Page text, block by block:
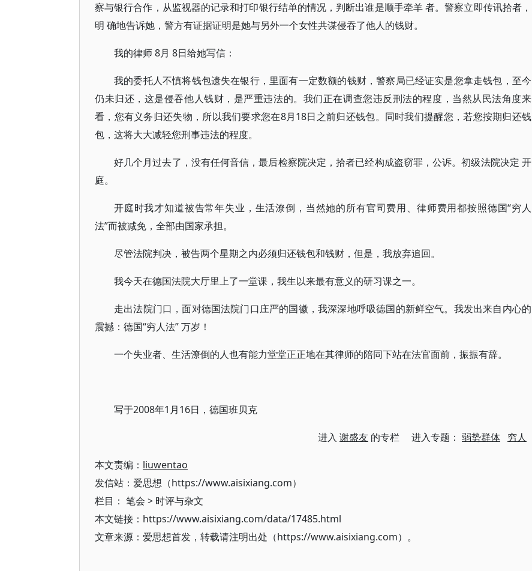
察与银行合作，从监视器的记录和打印银行结单的情况，判断出谁是顺手牵羊 者。警察立即传讯拾者，
明 确地告诉她，警方有证据证明是她与另外一个女性共谋侵吞了他人的钱财。
我的律师 8月 8日给她写信：
我的委托人不慎将钱包遗失在银行，里面有一定数额的钱财，警察局已经证实是您拿走钱包，至今
仍未归还，这是侵吞他人钱财，是严重违法的。我们正在调查您违反刑法的程度，当然从民法角度来
看，您有义务归还失物，所以我们要求您在8月18日之前归还钱包。同时我们提醒您，若您按期归还钱
包，这将大大减轻您刑事违法的程度。
好几个月过去了，没有任何音信，最后检察院决定，拾者已经构成盗窃罪，公诉。初级法院决定 开
庭。
开庭时我才知道被告常年失业，生活潦倒，当然她的所有官司费用、律师费用都按照德国“穷人
法”而被减免，全部由国家承担。
尽管法院判决，被告两个星期之内必须归还钱包和钱财，但是，我放弃追回。
我今天在德国法院大厅里上了一堂课，我生以来最有意义的研习课之一。
走出法院门口，面对德国法院门口庄严的国徽，我深深地呼吸德国的新鲜空气。我发出来自内心的
震撼：德国“穷人法” 万岁！
一个失业者、生活潦倒的人也有能力堂堂正正地在其律师的陪同下站在法官面前，振振有辞。
写于2008年1月16日，德国班贝克
进入 谢盛友 的专栏 进入专题： 弱势群体 穷人
本文责编： liuwentao
发信站：爱思想（https://www.aisixiang.com）
栏目： 笔会 > 时评与杂文
本文链接：https://www.aisixiang.com/data/17485.html
文章来源：爱思想首发，转载请注明出处（https://www.aisixiang.com）。